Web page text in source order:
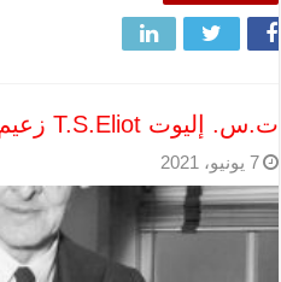
ت.س. إليوت T.S.Eliot زعيم حركة الحداثة في الشعر
7 يونيو، 2021